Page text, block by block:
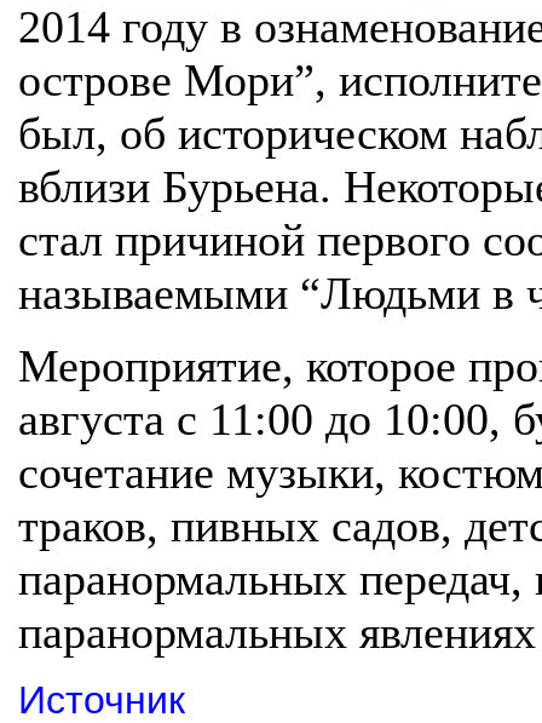
2014 году в
острове Мори”,
был, об историческом
вблизи Бурьена.
стал причиной первого
называемыми “Людьми в
Мероприятие, которое
августа с 11:00 до 10:00,
сочетание музыки,
траков, пивных садов,
паранормальных
паранормальных
Источник